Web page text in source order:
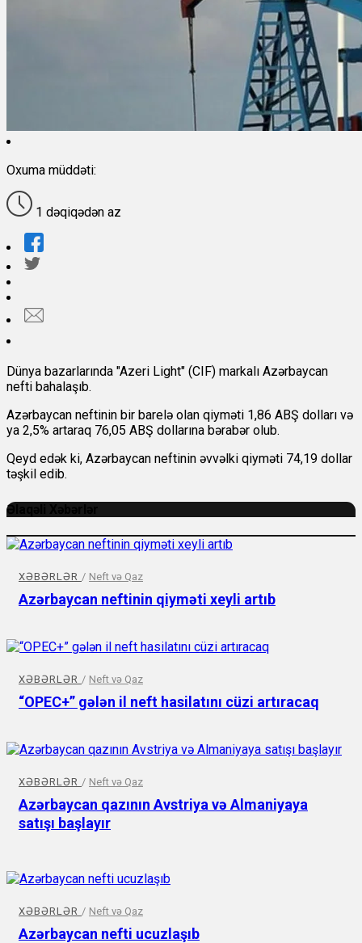
Oxuma müddəti:
1 dəqiqədən az
Dünya bazarlarında "Azeri Light" (CIF) markalı Azərbaycan
nefti bahalaşıb.
Azərbaycan neftinin bir barelə olan qiyməti 1,86 ABŞ dolları və
ya 2,5% artaraq 76,05 ABŞ dollarına bərabər olub.
Qeyd edək ki, Azərbaycan neftinin əvvəlki qiyməti 74,19 dollar
təşkil edib.
Əlaqəli Xəbərlər
XƏBƏRLƏR / Neft və Qaz
Azərbaycan neftinin qiyməti xeyli artıb
XƏBƏRLƏR / Neft və Qaz
“OPEC+” gələn il neft hasilatını cüzi artıracaq
XƏBƏRLƏR / Neft və Qaz
Azərbaycan qazının Avstriya və Almaniyaya
satışı başlayır
XƏBƏRLƏR / Neft və Qaz
Azərbaycan nefti ucuzlaşıb